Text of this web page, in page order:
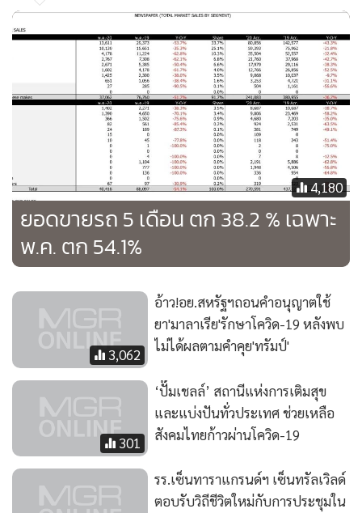
•
• ญี่ปุ่น
• Gotomanager
4,180
ยอดขายรถ 5 เดือน ตก 38.2 % เฉพาะ
พ.ค. ตก 54.1%
3,062
อ้าว!อย.สหรัฐฯถอนคำอนุญาตใช้
ยา'มาลาเรีย'รักษาโควิด-19 หลังพบ
ไม่ได้ผลตามคำคุย'ทรัมป์'
301
‘ปั๊มเชลล์’ สถานีแห่งการเติมสุข
และแบ่งปันทั่วประเทศ ช่วยเหลือ
สังคมไทยก้าวผ่านโควิด-19
รร.เซ็นทาราแกรนด์ฯ เซ็นทรัลเวิลด์
ตอบรับวิถีชีวิตใหม่กับการประชุมใน